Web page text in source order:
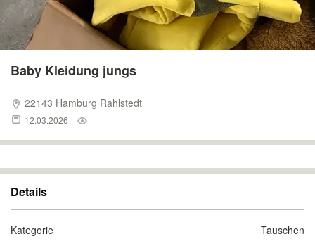
Baby Kleidung jungs
22143 Hamburg Rahlstedt
12.03.2026
Details
Kategorie Tauschen